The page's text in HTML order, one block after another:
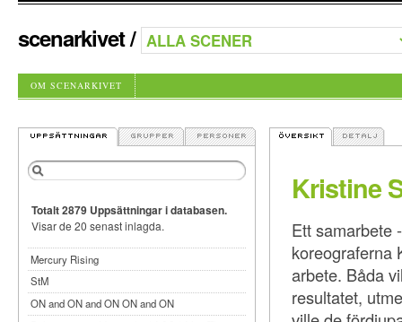
scenarkivet/
OM SCENARKIVET
Kristine
Ett samarbete
koreograferna
arbete. Båda
resultatet,
Totalt 2879 Uppsättningar i databasen.
Visar de 20 senast inlagda.
Mercury Rising
StM
ON and ON and ON ON and ON